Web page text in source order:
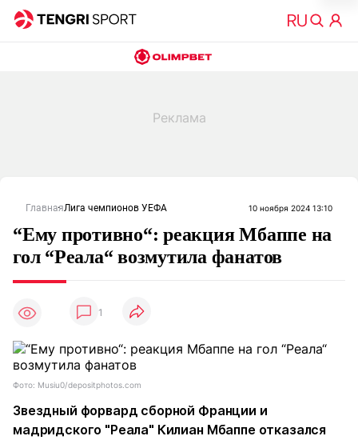
ГлавнаяЛига чемпионов УЕФА 10 ноября 2024 13:10
“Ему противно“: реакция Мбаппе на
гол “Реала“ возмутила фанатов
1
Фото: Musiu0/depositphotos.com
Звездный форвард сборной Франции и
мадридского "Реала" Килиан Мбаппе отказался